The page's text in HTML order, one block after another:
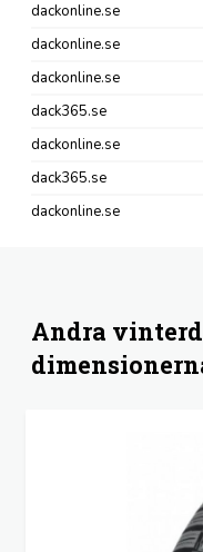
dackonline.se
dackonline.se
dackonline.se
dack365.se
dackonline.se
dack365.se
dackonline.se
Andra